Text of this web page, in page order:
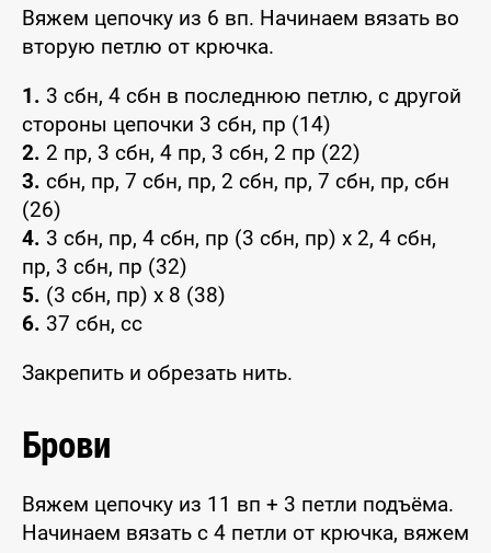
Вяжем цепочку из 6 вп. Начинаем вязать во
вторую петлю от крючка.
1. 3 сбн, 4 сбн в последнюю петлю, с другой
стороны цепочки 3 сбн, пр (14)
2. 2 пр, 3 сбн, 4 пр, 3 сбн, 2 пр (22)
3. сбн, пр, 7 сбн, пр, 2 сбн, пр, 7 сбн, пр, сбн
(26)
4. 3 сбн, пр, 4 сбн, пр (3 сбн, пр) x 2, 4 сбн,
пр, 3 сбн, пр (32)
5. (3 сбн, пр) x 8 (38)
6. 37 сбн, сс
Закрепить и обрезать нить.
Брови
Вяжем цепочку из 11 вп + 3 петли подъёма.
Начинаем вязать с 4 петли от крючка, вяжем